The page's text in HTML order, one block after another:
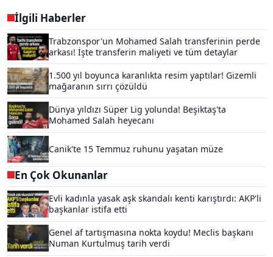
İlgili Haberler
Trabzonspor'un Mohamed Salah transferinin perde
arkası! İşte transferin maliyeti ve tüm detaylar
1.500 yıl boyunca karanlıkta resim yaptılar! Gizemli
mağaranın sırrı çözüldü
Dünya yıldızı Süper Lig yolunda! Beşiktaş'ta
Mohamed Salah heyecanı
Canik'te 15 Temmuz ruhunu yaşatan müze
En Çok Okunanlar
Evli kadınla yasak aşk skandalı kenti karıştırdı: AKP'li
başkanlar istifa etti
Genel af tartışmasına nokta koydu! Meclis başkanı
Numan Kurtulmuş tarih verdi